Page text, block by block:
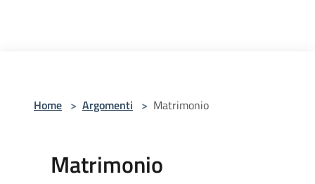
Home > Argomenti > Matrimonio
Matrimonio